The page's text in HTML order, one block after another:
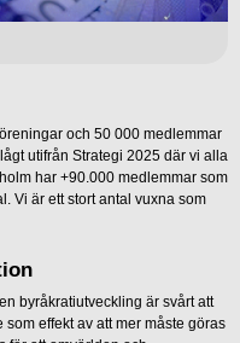
och 50 000 medlemmar
utifrån Strategi 2025 där vi alla
har +90.000 medlemmar som
Vi är ett stort antal vuxna som
byråkratiutveckling är svårt att
effekt av att mer måste göras